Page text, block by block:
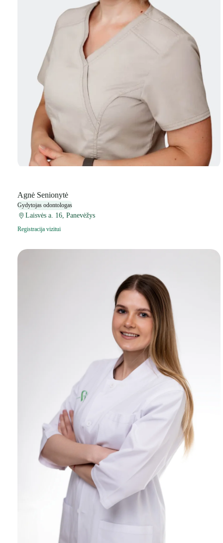
Agnė Senionytė
Gydytojas odontologas
Laisvės a. 16, Panevėžys
Registracija vizitui